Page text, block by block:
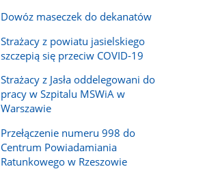
Dowóz maseczek do dekanatów
Strażacy z powiatu jasielskiego
szczepią się przeciw COVID-19
Strażacy z Jasła oddelegowani do
pracy w Szpitalu MSWiA w
Warszawie
Przełączenie numeru 998 do
Centrum Powiadamiania
Ratunkowego w Rzeszowie